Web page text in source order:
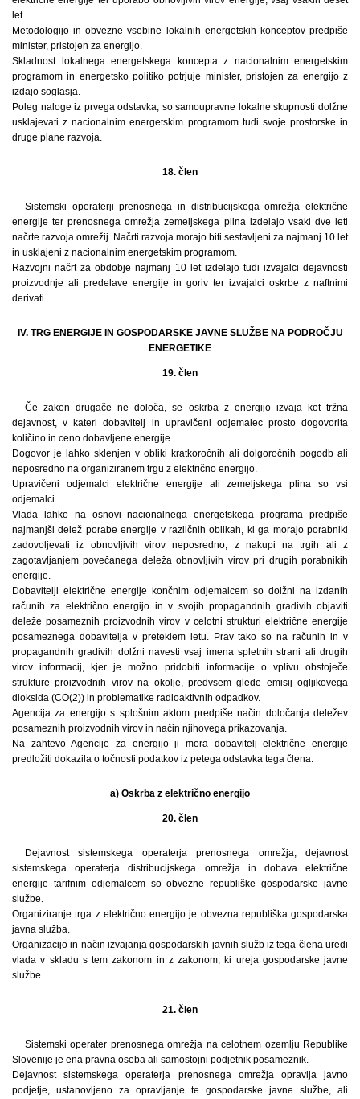
let.
Metodologijo in obvezne vsebine lokalnih energetskih konceptov predpiše
minister, pristojen za energijo.
Skladnost lokalnega energetskega koncepta z nacionalnim energetskim
programom in energetsko politiko potrjuje minister, pristojen za energijo z
izdajo soglasja.
Poleg naloge iz prvega odstavka, so samoupravne lokalne skupnosti dolžne
usklajevati z nacionalnim energetskim programom tudi svoje prostorske in
druge plane razvoja.
18. člen
Sistemski operaterji prenosnega in distribucijskega omrežja električne
energije ter prenosnega omrežja zemeljskega plina izdelajo vsaki dve leti
načrte razvoja omrežij. Načrti razvoja morajo biti sestavljeni za najmanj 10 let
in usklajeni z nacionalnim energetskim programom.
Razvojni načrt za obdobje najmanj 10 let izdelajo tudi izvajalci dejavnosti
proizvodnje ali predelave energije in goriv ter izvajalci oskrbe z naftnimi
derivati.
IV. TRG ENERGIJE IN GOSPODARSKE JAVNE SLUŽBE NA PODROČJU
ENERGETIKE
19. člen
Če zakon drugače ne določa, se oskrba z energijo izvaja kot tržna
dejavnost, v kateri dobavitelj in upravičeni odjemalec prosto dogovorita
količino in ceno dobavljene energije.
Dogovor je lahko sklenjen v obliki kratkoročnih ali dolgoročnih pogodb ali
neposredno na organiziranem trgu z električno energijo.
Upravičeni odjemalci električne energije ali zemeljskega plina so vsi
odjemalci.
Vlada lahko na osnovi nacionalnega energetskega programa predpiše
najmanjši delež porabe energije v različnih oblikah, ki ga morajo porabniki
zadovoljevati iz obnovljivih virov neposredno, z nakupi na trgih ali z
zagotavljanjem povečanega deleža obnovljivih virov pri drugih porabnikih
energije.
Dobavitelji električne energije končnim odjemalcem so dolžni na izdanih
računih za električno energijo in v svojih propagandnih gradivih objaviti
deleže posameznih proizvodnih virov v celotni strukturi električne energije
posameznega dobavitelja v preteklem letu. Prav tako so na računih in v
propagandnih gradivih dolžni navesti vsaj imena spletnih strani ali drugih
virov informacij, kjer je možno pridobiti informacije o vplivu obstoječe
strukture proizvodnih virov na okolje, predvsem glede emisij ogljikovega
dioksida (CO(2)) in problematike radioaktivnih odpadkov.
Agencija za energijo s splošnim aktom predpiše način določanja deležev
posameznih proizvodnih virov in način njihovega prikazovanja.
Na zahtevo Agencije za energijo ji mora dobavitelj električne energije
predložiti dokazila o točnosti podatkov iz petega odstavka tega člena.
a) Oskrba z električno energijo
20. člen
Dejavnost sistemskega operaterja prenosnega omrežja, dejavnost
sistemskega operaterja distribucijskega omrežja in dobava električne
energije tarifnim odjemalcem so obvezne republiške gospodarske javne
službe.
Organiziranje trga z električno energijo je obvezna republiška gospodarska
javna služba.
Organizacijo in način izvajanja gospodarskih javnih služb iz tega člena uredi
vlada v skladu s tem zakonom in z zakonom, ki ureja gospodarske javne
službe.
21. člen
Sistemski operater prenosnega omrežja na celotnem ozemlju Republike
Slovenije je ena pravna oseba ali samostojni podjetnik posameznik.
Dejavnost sistemskega operaterja prenosnega omrežja opravlja javno
podjetje, ustanovljeno za opravljanje te gospodarske javne službe, ali